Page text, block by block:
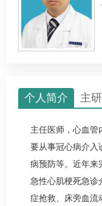
个人简介 主
主任医师， 心血管
要从事冠心病介入
病预防等。近年来
急性心肌梗死急诊
症抢救、床旁血流